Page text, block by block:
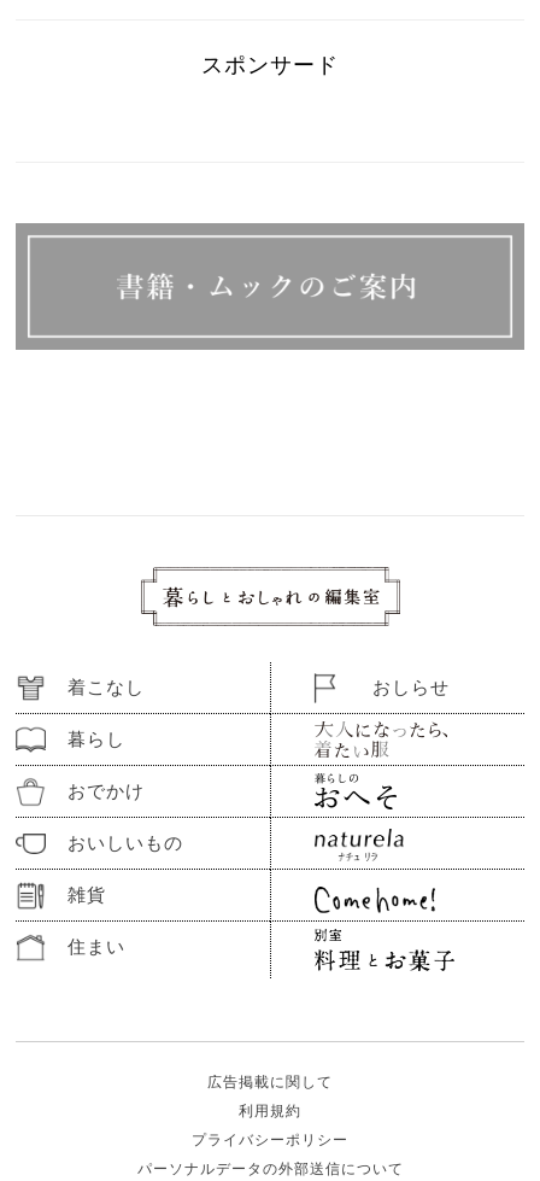
スポンサード
着こなし
暮らし
おでかけ
おいしいもの
雑貨
住まい
おしらせ
広告掲載に関して
利用規約
プライバシーポリシー
パーソナルデータの外部送信について